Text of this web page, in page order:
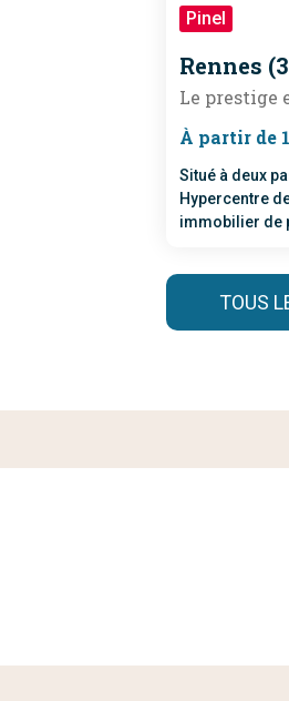
Pinel
Rennes
Le prestige
À partir de
Situé à deux
Hypercentre
immobilier de
gamme dans
assumée.
TOUS